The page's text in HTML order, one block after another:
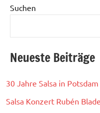
Suchen
Neueste Beiträge
30 Jahre Salsa in
Salsa Konzert Rubén